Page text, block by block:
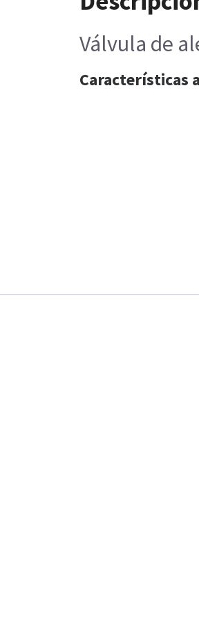
Válvula de
Características